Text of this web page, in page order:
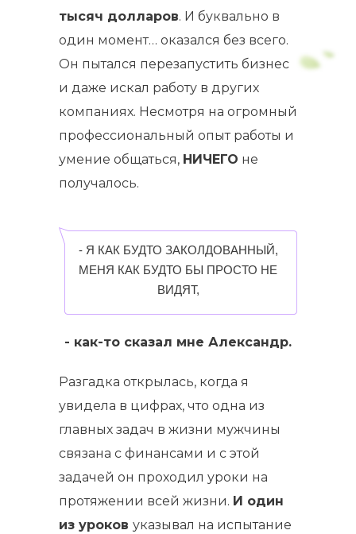
- Я КАК БУДТО ЗАКОЛДОВАННЫЙ,
МЕНЯ КАК БУДТО БЫ ПРОСТО НЕ
ВИДЯТ,
тысяч долларов. И буквально в
один момент… оказался без всего.
Он пытался перезапустить бизнес
и даже искал работу в других
компаниях. Несмотря на огромный
профессиональный опыт работы и
умение общаться, НИЧЕГО не
получалось.
Разгадка открылась, когда я
увидела в цифрах, что одна из
главных задач в жизни мужчины
связана с финансами и с этой
задачей он проходил уроки на
протяжении всей жизни. И один
из уроков указывал на испытание
- как-то сказал мне Александр.